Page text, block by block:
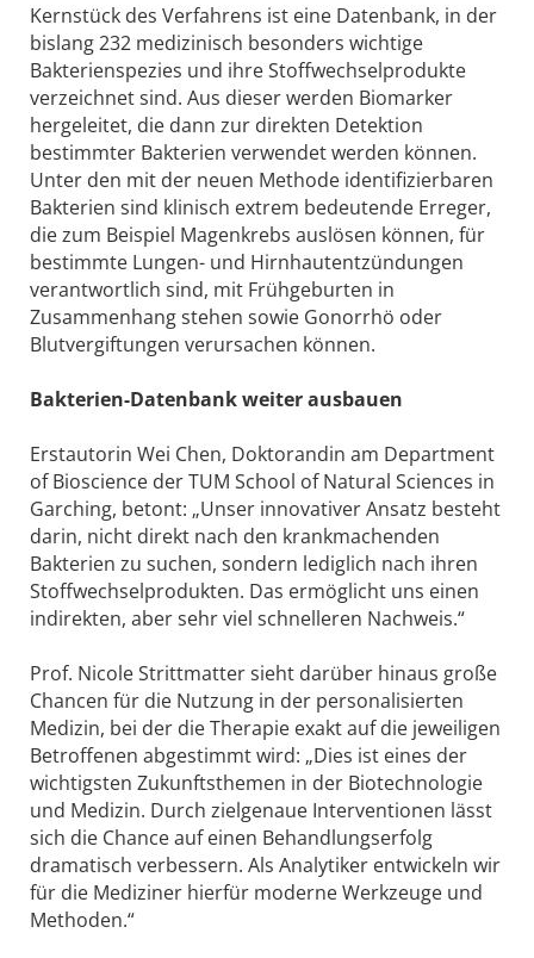
Kernstück des Verfahrens ist eine Datenbank, in der
bislang 232 medizinisch besonders wichtige
Bakterienspezies und ihre Stoffwechselprodukte
verzeichnet sind. Aus dieser werden Biomarker
hergeleitet, die dann zur direkten Detektion
bestimmter Bakterien verwendet werden können.
Unter den mit der neuen Methode identifizierbaren
Bakterien sind klinisch extrem bedeutende Erreger,
die zum Beispiel Magenkrebs auslösen können, für
bestimmte Lungen- und Hirnhautentzündungen
verantwortlich sind, mit Frühgeburten in
Zusammenhang stehen sowie Gonorrhö oder
Blutvergiftungen verursachen können.
Bakterien-Datenbank weiter ausbauen
Erstautorin Wei Chen, Doktorandin am Department
of Bioscience der TUM School of Natural Sciences in
Garching, betont: „Unser innovativer Ansatz besteht
darin, nicht direkt nach den krankmachenden
Bakterien zu suchen, sondern lediglich nach ihren
Stoffwechselprodukten. Das ermöglicht uns einen
indirekten, aber sehr viel schnelleren Nachweis.“
Prof. Nicole Strittmatter sieht darüber hinaus große
Chancen für die Nutzung in der personalisierten
Medizin, bei der die Therapie exakt auf die jeweiligen
Betroffenen abgestimmt wird: „Dies ist eines der
wichtigsten Zukunftsthemen in der Biotechnologie
und Medizin. Durch zielgenaue Interventionen lässt
sich die Chance auf einen Behandlungserfolg
dramatisch verbessern. Als Analytiker entwickeln wir
für die Mediziner hierfür moderne Werkzeuge und
Methoden.“